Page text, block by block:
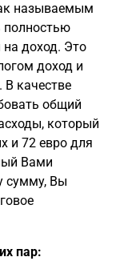
называемым
на доход. Это
доход и
качестве
общий
который
и 72 евро для
Вами
сумму, Вы
пар: